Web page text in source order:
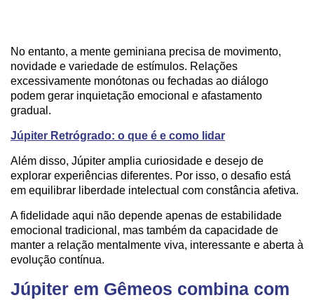
No entanto, a mente geminiana precisa de movimento,
novidade e variedade de estímulos. Relações
excessivamente monótonas ou fechadas ao diálogo
podem gerar inquietação emocional e afastamento
gradual.
Júpiter Retrógrado: o que é e como lidar
Além disso, Júpiter amplia curiosidade e desejo de
explorar experiências diferentes. Por isso, o desafio está
em equilibrar liberdade intelectual com constância afetiva.
A fidelidade aqui não depende apenas de estabilidade
emocional tradicional, mas também da capacidade de
manter a relação mentalmente viva, interessante e aberta à
evolução contínua.
Júpiter em Gêmeos combina com